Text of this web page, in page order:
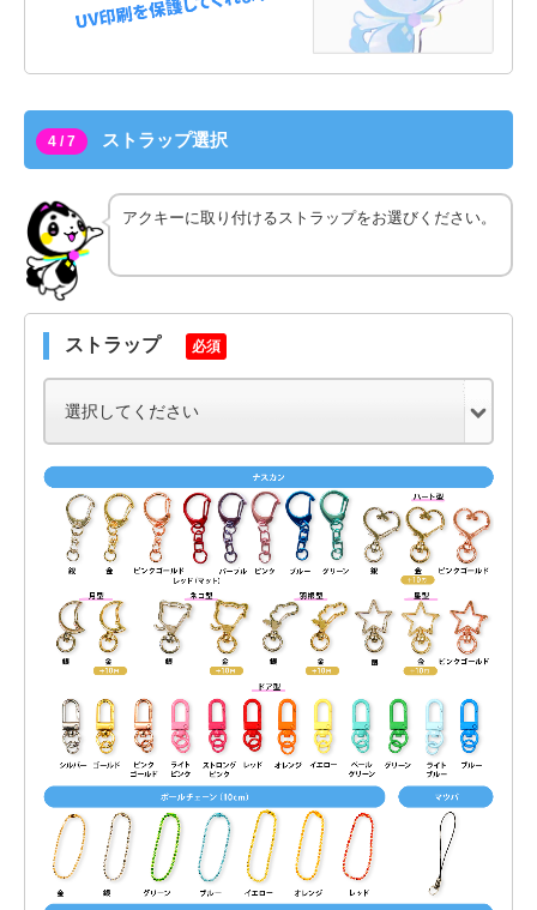
4 / 7 ストラップ選択
アクキーに取り付けるストラップをお選びください。
ストラップ 必須